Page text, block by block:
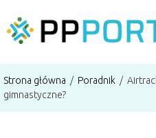
Strona główna / Poradnik /
gimnastyczne?